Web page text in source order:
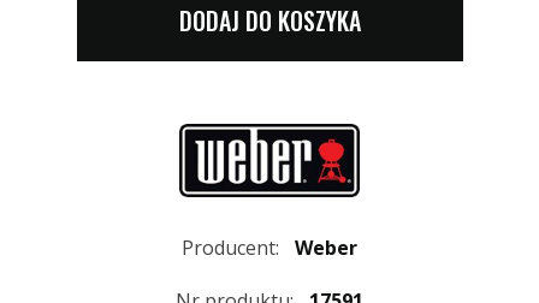
DODAJ DO KOSZYKA
Producent:
Weber